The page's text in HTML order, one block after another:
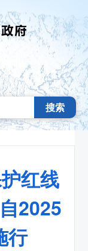
搜索
红线
2025
行